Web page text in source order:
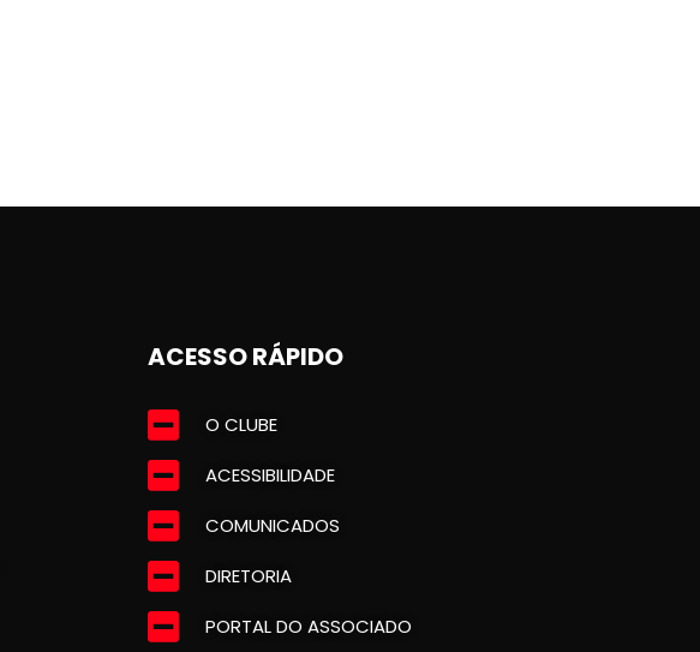
ACESSO RÁPIDO
O CLUBE
ACESSIBILIDADE
COMUNICADOS
DIRETORIA
PORTAL DO ASSOCIADO